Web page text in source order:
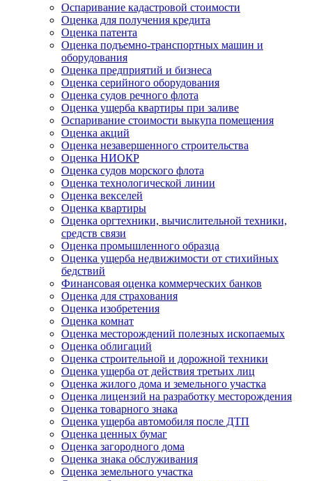
Оспаривание кадастровой стоимости
Оценка для получения кредита
Оценка патента
Оценка подъемно-транспортных машин и
оборудования
Оценка предприятий и бизнеса
Оценка серийного оборудования
Оценка судов речного флота
Оценка ущерба квартиры при заливе
Оспаривание стоимости выкупа помещения
Оценка акций
Оценка незавершенного строительства
Оценка НИОКР
Оценка судов морского флота
Оценка технологической линии
Оценка векселей
Оценка квартиры
Оценка оргтехники, вычислительной техники,
средств связи
Оценка промышленного образца
Оценка ущерба недвижимости от стихийных
бедствий
Финансовая оценка коммерческих банков
Оценка для страхования
Оценка изобретения
Оценка комнат
Оценка месторождений полезных ископаемых
Оценка облигаций
Оценка строительной и дорожной техники
Оценка ущерба от действия третьих лиц
Оценка жилого дома и земельного участка
Оценка лицензий на разработку месторождения
Оценка товарного знака
Оценка ущерба автомобиля после ДТП
Оценка ценных бумаг
Оценка загородного дома
Оценка знака обслуживания
Оценка земельного участка